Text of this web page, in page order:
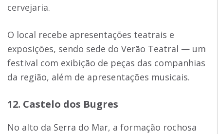
cervejaria.
O local recebe apresentações teatrais e
exposições, sendo sede do Verão Teatral — um
festival com exibição de peças das companhias
da região, além de apresentações musicais.
12. Castelo dos Bugres
No alto da Serra do Mar, a formação rochosa